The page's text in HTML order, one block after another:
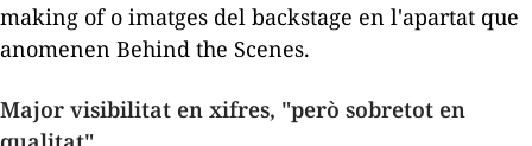
making ofo imatges del backstage en l'apartat que
anomenen Behind the Scenes.
Major visibilitat en xifres, "però sobretot en